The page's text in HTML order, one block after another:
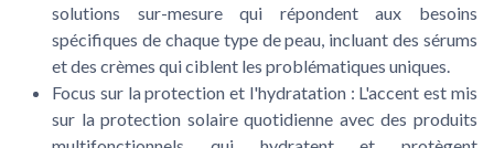
solutions sur-mesure qui répondent aux besoins
spécifiques de chaque type de peau, incluant des sérums
et des crèmes qui ciblent les problématiques uniques.
Focus sur la protection et l'hydratation : L'accent est mis
sur la protection solaire quotidienne avec des produits